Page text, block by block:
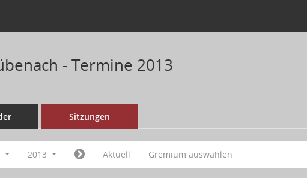
- Termine 2013
Sitzungen
2013 Aktuell Gremium auswählen